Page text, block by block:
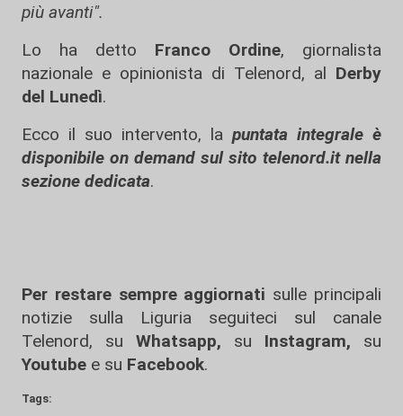
più avanti".
Lo ha detto Franco Ordine, giornalista
nazionale e opinionista di Telenord, al Derby
del Lunedì.
Ecco il suo intervento, la puntata integrale è
disponibile on demand sul sito telenord.it nella
sezione dedicata.
Per restare sempre aggiornati sulle principali
notizie sulla Liguria seguiteci sul canale
Telenord, su
Whatsapp, su Instagram, su
Youtube e su Facebook.
Tags: